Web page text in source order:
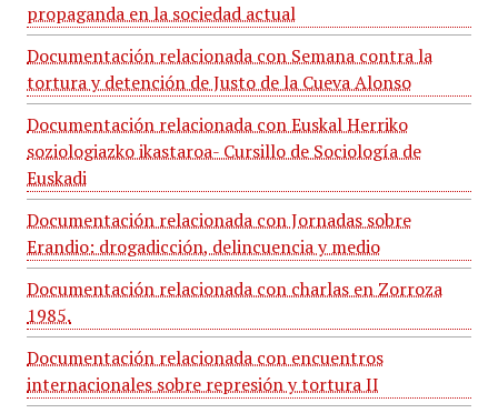
propaganda en la sociedad actual
Documentación relacionada con Semana contra la
tortura y detención de Justo de la Cueva Alonso
Documentación relacionada con Euskal Herriko
soziologiazko ikastaroa- Cursillo de Sociología de
Euskadi
Documentación relacionada con Jornadas sobre
Erandio: drogadicción, delincuencia y medio
Documentación relacionada con charlas en Zorroza
1985.
Documentación relacionada con encuentros
internacionales sobre represión y tortura II